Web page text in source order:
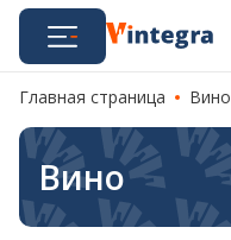
Главная страница Вино
Вино